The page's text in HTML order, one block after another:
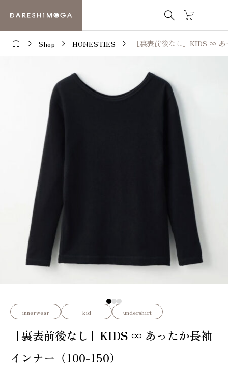

  Shop  HONESTIES  ［裏表前後なし］KIDS ∞
innerwear kid undershirt
［裏表前後なし］KIDS ∞ あったか長袖
インナー（100-150）